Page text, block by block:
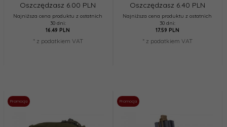
Oszczędzasz 6.00 PLN
Najniższa cena produktu z ostatnich
30 dni:
16.49 PLN
* z podatkiem VAT
Oszczędzasz 6.40 PLN
Najniższa cena produktu z ostatnich
30 dni:
17.59 PLN
* z podatkiem VAT
Promocja Promocja